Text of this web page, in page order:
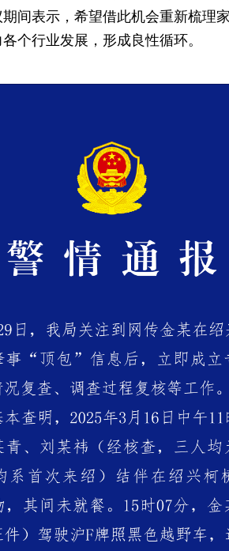
间表示，希望借此机会重新梳理
个行业发展，形成良性循环。